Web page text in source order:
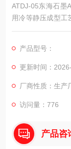
ATDJ-05东海石墨
用冷等静压成型工
值相同。它具有一
产品型号：
更新时间：
厂商性质：生产
访问量：776
产品咨